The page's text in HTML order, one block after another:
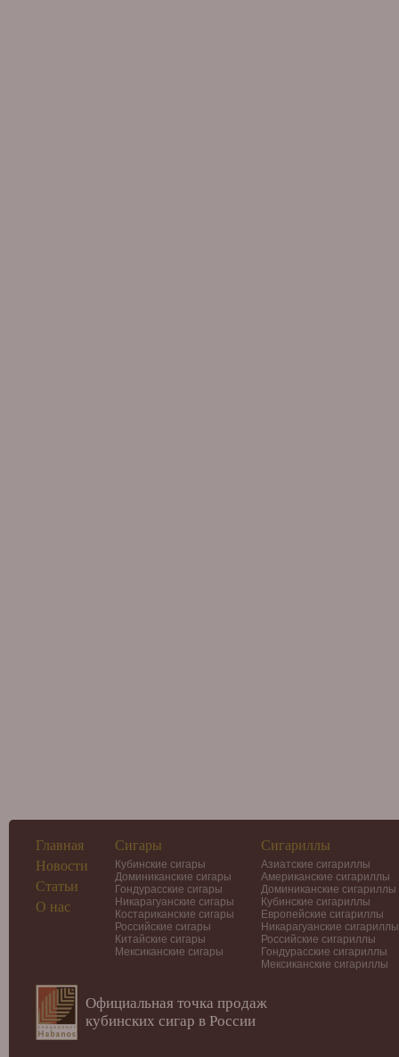
Главная
Новости
Статьи
О нас
Сигары
Кубинские сигары
Доминиканские сигары
Гондурасские сигары
Никарагуанские сигары
Костариканские сигары
Российские сигары
Китайские сигары
Мексиканские сигары
Сигариллы
Азиатские сигариллы
Американские сигариллы
Доминиканские сигариллы
Кубинские сигариллы
Европейские сигариллы
Никарагуанские сигариллы
Российские сигариллы
Гондурасские сигариллы
Мексиканские сигариллы
Официальная точка продаж
кубинских сигар в России